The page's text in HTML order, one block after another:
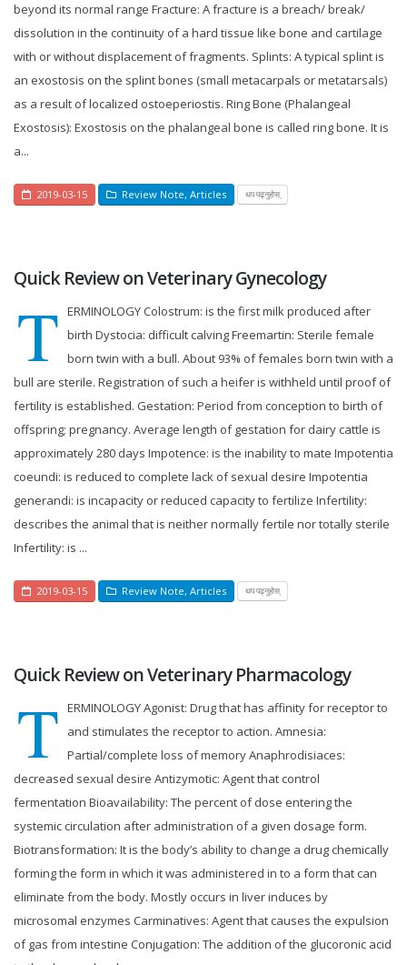
beyond its normal range Fracture: A fracture is a breach/ break/
dissolution in the continuity of a hard tissue like bone and cartilage
with or without displacement of fragments. Splints: A typical splint is
an exostosis on the splint bones (small metacarpals or metatarsals)
as a result of localized ostoeperiostis. Ring Bone (Phalangeal
Exostosis): Exostosis on the phalangeal bone is called ring bone. It is
a...
2019-03-15 Review Note, Articles थप पढ्नुहोस्
Quick Review on Veterinary Gynecology
T ERMINOLOGY Colostrum: is the first milk produced after
birth Dystocia: difficult calving Freemartin: Sterile female
born twin with a bull. About 93% of females born twin with a
bull are sterile. Registration of such a heifer is withheld until proof of
fertility is established. Gestation: Period from conception to birth of
offspring; pregnancy. Average length of gestation for dairy cattle is
approximately 280 days Impotence: is the inability to mate Impotentia
coeundi: is reduced to complete lack of sexual desire Impotentia
generandi: is incapacity or reduced capacity to fertilize Infertility:
describes the animal that is neither normally fertile nor totally sterile
Infertility: is ...
2019-03-15 Review Note, Articles थप पढ्नुहोस्
Quick Review on Veterinary Pharmacology
T ERMINOLOGY Agonist: Drug that has affinity for receptor to
and stimulates the receptor to action. Amnesia:
Partial/complete loss of memory Anaphrodisiaces:
decreased sexual desire Antizymotic: Agent that control
fermentation Bioavailability: The percent of dose entering the
systemic circulation after administration of a given dosage form.
Biotransformation: It is the body’s ability to change a drug chemically
forming the form in which it was administered in to a form that can
eliminate from the body. Mostly occurs in liver induces by
microsomal enzymes Carminatives: Agent that causes the expulsion
of gas from intestine Conjugation: The addition of the glucoronic acid